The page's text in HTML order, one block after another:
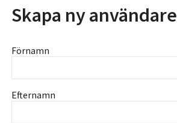
Skapa ny användare
Förnamn
Efternamn